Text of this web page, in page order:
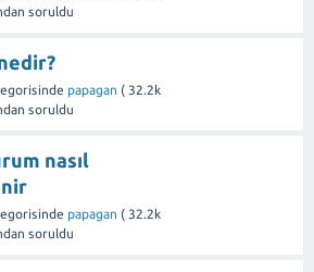
soruldu
papagan ( 32.2k
soruldu
nasıl
papagan ( 32.2k
soruldu